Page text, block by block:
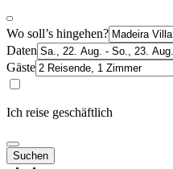
Wo soll’s hingehen?
Daten
Gäste
Ich reise geschäftlich
Suchen